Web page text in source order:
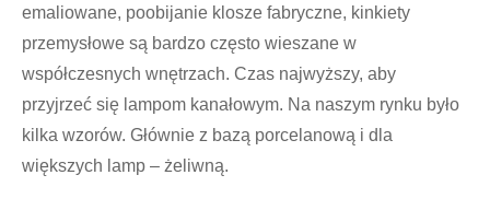
emaliowane, poobijanie klosze fabryczne, kinkiety
przemysłowe są bardzo często wieszane w
współczesnych wnętrzach. Czas najwyższy, aby
przyjrzeć się lampom kanałowym. Na naszym rynku było
kilka wzorów. Głównie z bazą porcelanową i dla
większych lamp – żeliwną.